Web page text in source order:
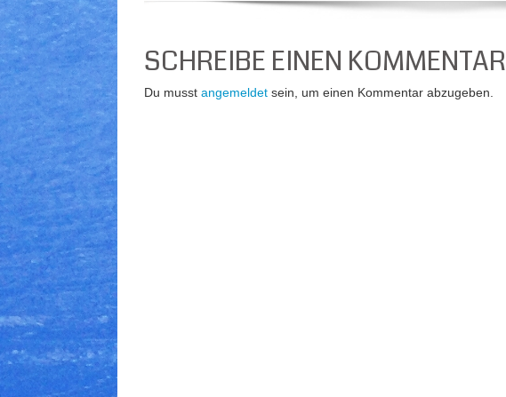
SCHREIBE EINEN KOMMENTAR
Du musst angemeldet sein, um einen Kommentar abzugeben.